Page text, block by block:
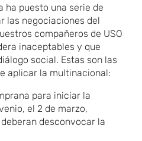
ha puesto una serie de
las negociaciones del
compañeros de USO
inaceptables y que
social. Estas son las
aplicar la multinacional:
para iniciar la
el 2 de marzo,
desconvocar la